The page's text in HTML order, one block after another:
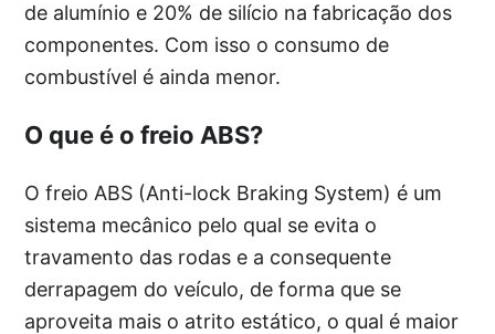
de alumínio e 20% de silício na fabricação dos
componentes. Com isso o consumo de
combustível é ainda menor.
O que é o freio ABS?
O freio ABS (Anti-lock Braking System) é um
sistema mecânico pelo qual se evita o
travamento das rodas e a consequente
derrapagem do veículo, de forma que se
aproveita mais o atrito estático, o qual é maior